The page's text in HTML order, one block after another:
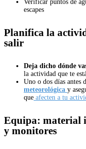
Verificar puntos de
escapes
Planifica la
salir
Deja dicho dónde
la actividad que te
Uno o dos días antes
meteorológica y
que afecten a tu
Equipa: material
y monitores